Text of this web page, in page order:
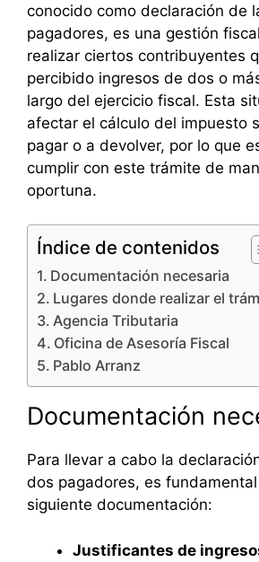
conocido como declaración de
pagadores, es una gestión
realizar ciertos contribuyentes
percibido ingresos de dos o
largo del ejercicio fiscal. Esta
afectar el cálculo del impuesto
pagar o a devolver, por lo que
cumplir con este trámite de
oportuna.
Índice de contenidos
Documentación necesaria
Lugares donde realizar el
Agencia Tributaria
Oficina de Asesoría Fiscal
Pablo Arranz
Documentación
Para llevar a cabo la
dos pagadores, es
siguiente documentación:
Justificantes de